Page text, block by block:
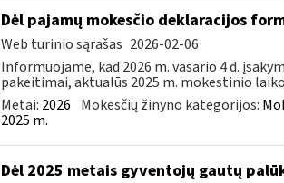
Dėl pajamų mokesčio deklaracijos
Web turinio sąrašas 2026-02-06
Informuojame, kad 2026 m. vasario 4 d.
pakeitimai, aktualūs 2025 m. mokestinio
Metai: 2026 Mokesčių žinyno kategorijos:
2025 m.
Dėl 2025 metais gyventojų gautų